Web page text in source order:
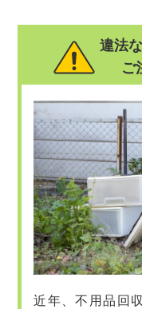
違法
ご
近年、不用品回